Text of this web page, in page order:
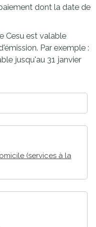
dont la date de
Cesu est valable
Par exemple :
jusqu'au 31 janvier
(services à la